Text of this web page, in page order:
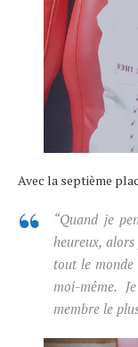
Avec la septième
“Quand je
heureux,
tout le
moi-même.
membre le